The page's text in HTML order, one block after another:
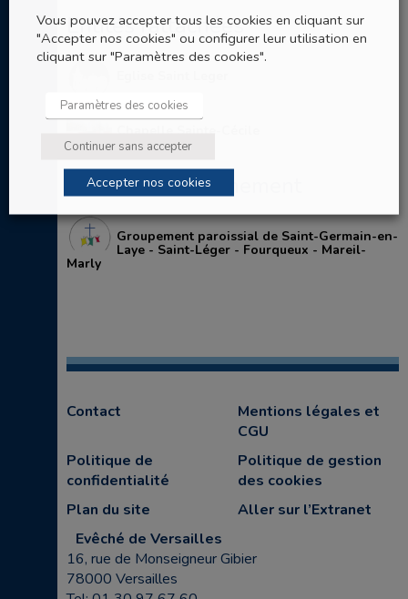
Entités rattachées
Entités de rattachement
Groupement paroissial de Saint-Germain-en-
Laye - Saint-Léger - Fourqueux - Mareil-
Marly
Contact
Mentions légales et
CGU
Politique de
confidentialité
Politique de gestion
des cookies
Plan du site
Aller sur l’Extranet
Evêché de Versailles
16, rue de Monseigneur Gibier
78000 Versailles
Vous pouvez accepter tous les cookies en cliquant sur
"Accepter nos cookies" ou configurer leur utilisation en
cliquant sur "Paramètres des cookies".
Paramètres des cookies
Continuer sans accepter
Accepter nos cookies